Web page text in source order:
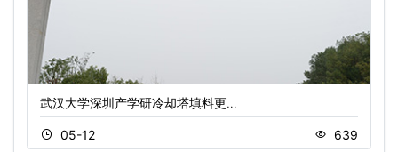
武汉大学深圳产学研冷却塔填料更…
05-12 639